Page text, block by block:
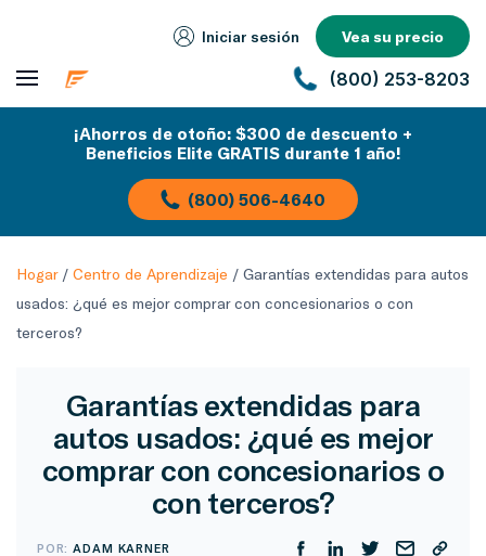
Iniciar sesión Vea su precio
(800) 253-8203
¡Ahorros de otoño: $300 de descuento +
Beneficios Elite GRATIS durante 1 año!
(800) 506-4640
Hogar/ Centro de Aprendizaje / Garantías extendidas para autos
usados: ¿qué es mejor comprar con concesionarios o con
terceros?
Garantías extendidas para
autos usados: ¿qué es mejor
comprar con concesionarios o
con terceros?
POR:ADAM KARNER